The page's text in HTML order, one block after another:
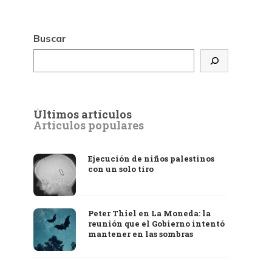
Buscar
Últimos artículos
Artículos populares
Ejecución de niños palestinos
con un solo tiro
Peter Thiel en La Moneda: la
reunión que el Gobierno intentó
mantener en las sombras